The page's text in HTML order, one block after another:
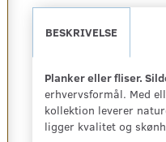
BESKRIVELSE
Planker eller fliser.
erhvervsformål. Med
kollektion leverer
ligger kvalitet og